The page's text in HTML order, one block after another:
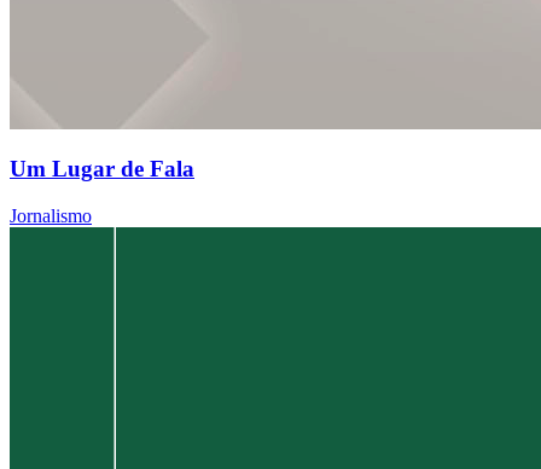
Um Lugar de Fala
Jornalismo